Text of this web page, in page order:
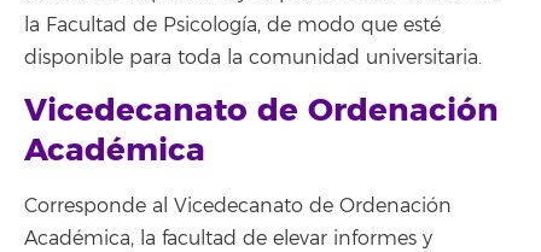
la Facultad de Psicología, de modo que esté
disponible para toda la comunidad universitaria.
Vicedecanato de Ordenación
Académica
Corresponde al Vicedecanato de Ordenación
Académica, la facultad de elevar informes y